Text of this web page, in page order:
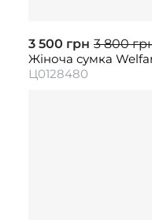
3 500 грн 3 800
Жіноча сумка
Ц0128480